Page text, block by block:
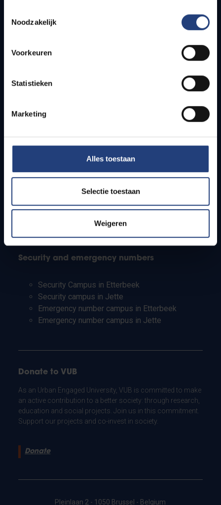
Noodzakelijk
Voorkeuren
Statistieken
Marketing
Alles toestaan
Selectie toestaan
Weigeren
Quick links
How to get to the VUB campuses
Students
PhD students
Teachers and secondary schools
Working students
Security and emergency numbers
Security Campus in Etterbeek
Security campus in Jette
Emergency number campus in Etterbeek
Emergency number campus in Jette
Donate to VUB
As an Urban Engaged University, VUB is committed to make
an active contribution to a better society: through research,
education and social projects. Join us in this commitment.
Support our projects and co-invest in society.
Donate
Pleinlaan 2 - 1050 Brussel - Belgium